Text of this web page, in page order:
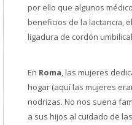
por ello que algunos
beneficios de la lactancia,
ligadura de cordón
En Roma, las mujeres
hogar (aquí las mujeres
nodrizas. No nos suena
a sus hijos al cuidado de